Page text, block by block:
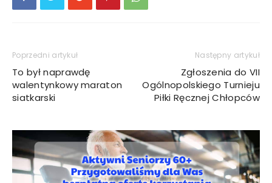
Poprzedni artykuł
To był naprawdę
walentynkowy maraton
siatkarski
Następny artykuł
Zgłoszenia do VII
Ogólnopolskiego Turnieju
Piłki Ręcznej Chłopców